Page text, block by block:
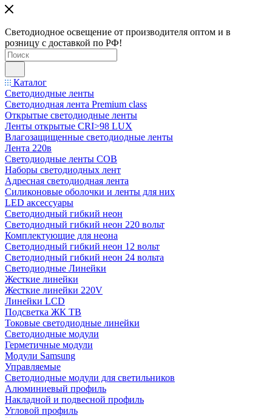
Светодиодное освещение от производителя оптом и в
розницу с доставкой по РФ!
Каталог
Светодиодные ленты
Светодиодная лента Premium class
Открытые светодиодные ленты
Ленты открытые CRI>98 LUX
Влагозащищенные светодиодные ленты
Лента 220в
Светодиодные ленты COB
Наборы светодиодных лент
Адресная светодиодная лента
Силиконовые оболочки и ленты для них
LED аксессуары
Светодиодный гибкий неон
Светодиодный гибкий неон 220 вольт
Комплектующие для неона
Светодиодный гибкий неон 12 вольт
Светодиодный гибкий неон 24 вольта
Светодиодные Линейки
Жесткие линейки
Жесткие линейки 220V
Линейки LCD
Подсветка ЖК ТВ
Токовые светодиодные линейки
Светодиодные модули
Герметичные модули
Модули Samsung
Управляемые
Светодиодные модули для светильников
Алюминиевый профиль
Накладной и подвесной профиль
Угловой профиль